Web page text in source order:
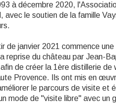
à décembre 2020,
avec le soutien de la famille
de janvier 2021 commence
reprise du château par Jean-
de créer la 1ère distillerie
Provence. Ils ont mis en
le parcours de visite et
mode de "visite libre" avec un